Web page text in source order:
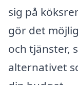
sig på
gör det
och tjänster,
alternativet